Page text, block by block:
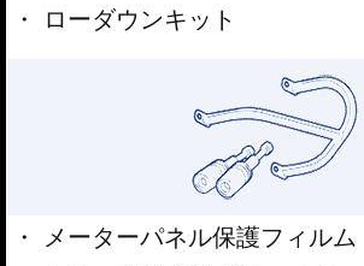
ローダウンキット
メーターパネル保護フィルム